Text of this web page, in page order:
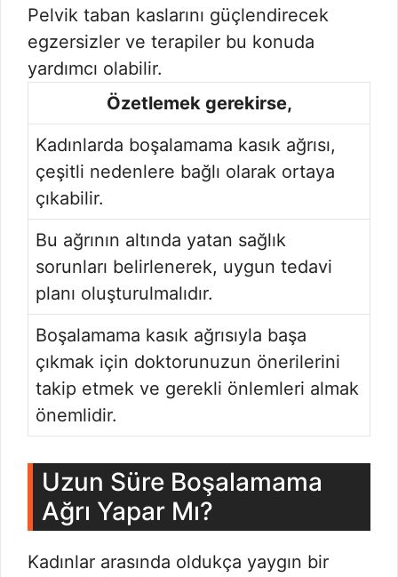
Pelvik taban kaslarını güçlendirecek
egzersizler ve terapiler bu konuda
yardımcı olabilir.
Özetlemek gerekirse,
Kadınlarda boşalamama kasık ağrısı,
çeşitli nedenlere bağlı olarak ortaya
çıkabilir.
Bu ağrının altında yatan sağlık
sorunları belirlenerek, uygun tedavi
planı oluşturulmalıdır.
Boşalamama kasık ağrısıyla başa
çıkmak için doktorunuzun önerilerini
takip etmek ve gerekli önlemleri almak
önemlidir.
Uzun Süre Boşalamama
Ağrı Yapar Mı?
Kadınlar arasında oldukça yaygın bir